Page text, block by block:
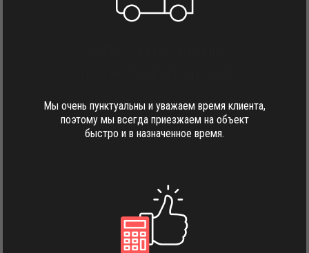
Мы очень пунктуальны и уважаем время клиента,
поэтому мы всегда приезжаем на объект
быстро и в назначенное время.